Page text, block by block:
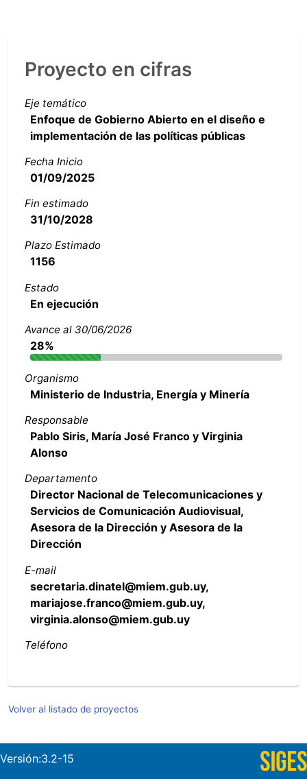
Proyecto en cifras
Eje temático
Enfoque de Gobierno Abierto en el diseño e
implementación de las políticas públicas
Fecha Inicio
01/09/2025
Fin estimado
31/10/2028
Plazo Estimado
1156
Estado
En ejecución
Avance al 30/06/2026
28%
Organismo
Ministerio de Industria, Energía y Minería
Responsable
Pablo Siris, María José Franco y Virginia
Alonso
Departamento
Director Nacional de Telecomunicaciones y
Servicios de Comunicación Audiovisual,
Asesora de la Dirección y Asesora de la
Dirección
E-mail
secretaria.dinatel@miem.gub.uy,
mariajose.franco@miem.gub.uy,
virginia.alonso@miem.gub.uy
Teléfono
Volver al listado de proyectos
Versión:3.2-15